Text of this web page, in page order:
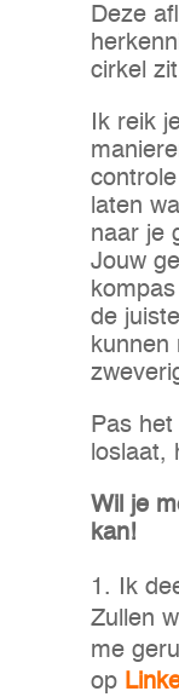
Deze
cirkel
Ik reik
laten
naar je
Jouw
de
kunnen
Pas
loslaat,
Wil je
kan!
Ik
Zullen
me
op